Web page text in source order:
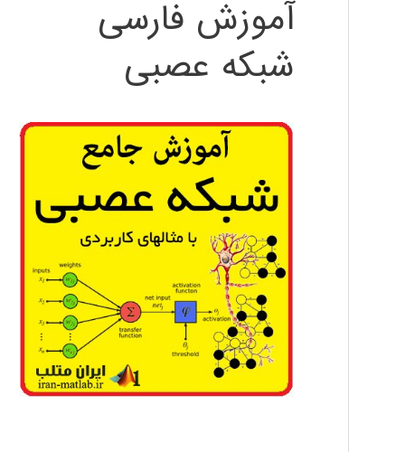
آموزش فارسی
شبکه عصبی